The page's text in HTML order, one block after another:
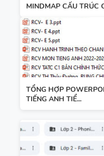
MINDMAP CẤU TRÚC
TỔNG HỢP
TIẾNG ANH TIỂ...